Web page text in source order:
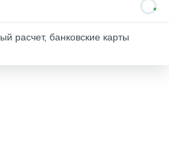
расчет, банковские карты